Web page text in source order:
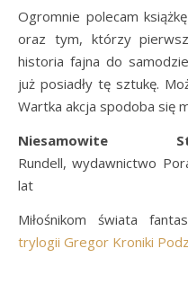
Ogromnie polecam
oraz tym, którzy
historia fajna do
już posiadły tę sztukę.
Wartka akcja spodoba się
Niesamowite
Rundell, wydawnictwo
lat
Miłośnikom świata
trylogii Gregor Kroniki